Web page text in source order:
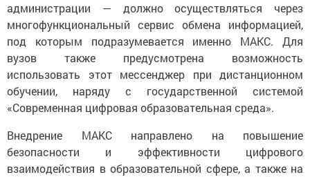
администрации — должно осуществляться через
многофункциональный сервис обмена информацией,
под которым подразумевается именно МАКС. Для
вузов также предусмотрена возможность
использовать этот мессенджер при дистанционном
обучении, наряду с государственной системой
«Современная цифровая образовательная среда».
Внедрение МАКС направлено на повышение
безопасности и эффективности цифрового
взаимодействия в образовательной сфере, а также на